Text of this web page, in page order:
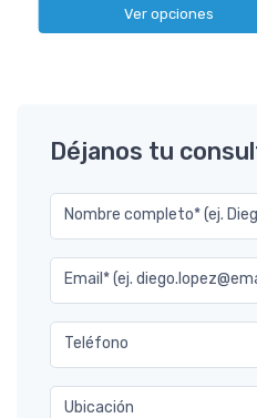
Ver opciones
Déjanos tu
Nombre completo* (ej.
Email* (ej.
Teléfono
Ubicación